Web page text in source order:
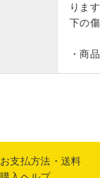
りま
下の
・商
お支払方法・送料